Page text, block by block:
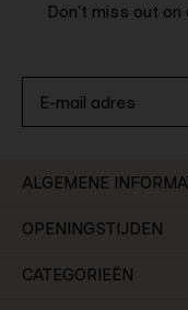
Don't miss out on
ALGEMENE
OPENINGSTIJDEN
CATEGORIEËN